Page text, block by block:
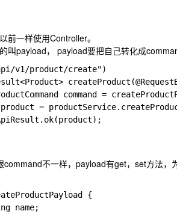
前一样使用Controller。
叫payload， payload要把自己转化成
v1/product/create")
command =
=
command不一样，payload有get，set方法，
{
name;